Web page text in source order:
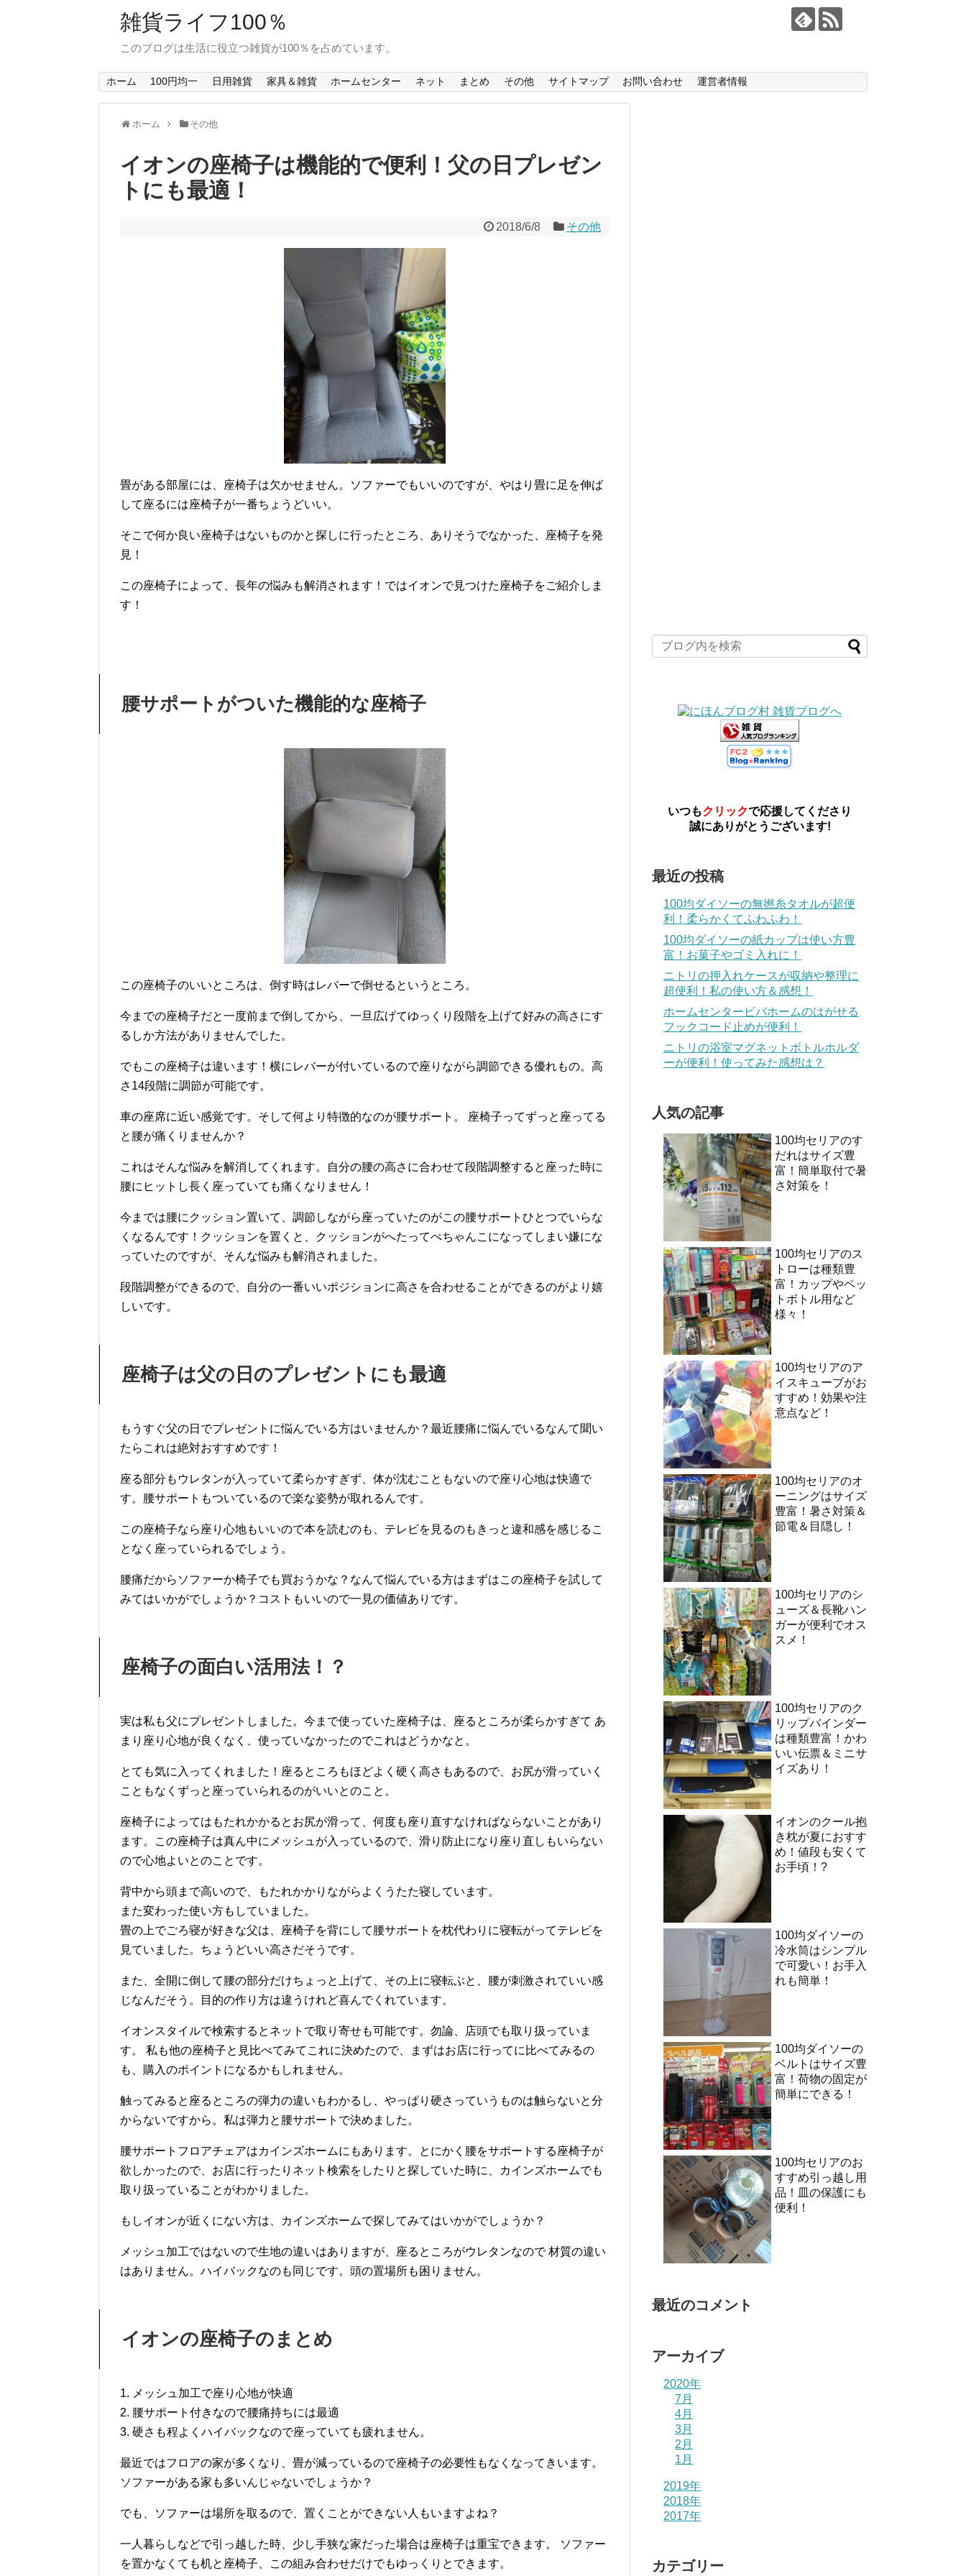
雑貨ライフ100％
このブログは生活に役立つ雑貨が100％を占めています。
ホーム 100円均一 日用雑貨 家具＆雑貨 ホームセンター ネット まとめ その他 サイトマップ お問い合わせ 運営者情報
ホーム その他
イオンの座椅子は機能的で便利！父の日プレゼン
トにも最適！
2018/6/8 その他
畳がある部屋には、座椅子は欠かせません。ソファーでもいいのですが、やはり畳に足を伸ば
して座るには座椅子が一番ちょうどいい。
そこで何か良い座椅子はないものかと探しに行ったところ、ありそうでなかった、座椅子を発
見！
この座椅子によって、長年の悩みも解消されます！ではイオンで見つけた座椅子をご紹介しま
す！
腰サポートがついた機能的な座椅子
この座椅子のいいところは、倒す時はレバーで倒せるというところ。
今までの座椅子だと一度前まで倒してから、一旦広げてゆっくり段階を上げて好みの高さにす
るしか方法がありませんでした。
でもこの座椅子は違います！横にレバーが付いているので座りながら調節できる優れもの。高
さ14段階に調節が可能です。
車の座席に近い感覚です。そして何より特徴的なのが腰サポート。 座椅子ってずっと座ってる
と腰が痛くりませんか？
これはそんな悩みを解消してくれます。自分の腰の高さに合わせて段階調整すると座った時に
腰にヒットし長く座っていても痛くなりません！
今までは腰にクッション置いて、調節しながら座っていたのがこの腰サポートひとつでいらな
くなるんです！クッションを置くと、クッションがへたってぺちゃんこになってしまい嫌にな
っていたのですが、そんな悩みも解消されました。
段階調整ができるので、自分の一番いいポジションに高さを合わせることができるのがより嬉
しいです。
座椅子は父の日のプレゼントにも最適
もうすぐ父の日でプレゼントに悩んでいる方はいませんか？最近腰痛に悩んでいるなんて聞い
たらこれは絶対おすすめです！
座る部分もウレタンが入っていて柔らかすぎず、体が沈むこともないので座り心地は快適で
す。腰サポートもついているので楽な姿勢が取れるんです。
この座椅子なら座り心地もいいので本を読むのも、テレビを見るのもきっと違和感を感じるこ
となく座っていられるでしょう。
腰痛だからソファーか椅子でも買おうかな？なんて悩んでいる方はまずはこの座椅子を試して
みてはいかがでしょうか？コストもいいので一見の価値ありです。
座椅子の面白い活用法！？
実は私も父にプレゼントしました。今まで使っていた座椅子は、座るところが柔らかすぎて あ
まり座り心地が良くなく、使っていなかったのでこれはどうかなと。
とても気に入ってくれました！座るところもほどよく硬く高さもあるので、お尻が滑っていく
こともなくずっと座っていられるのがいいとのこと。
座椅子によってはもたれかかるとお尻が滑って、何度も座り直すなければならないことがあり
ます。この座椅子は真ん中にメッシュが入っているので、滑り防止になり座り直しもいらない
ので心地よいとのことです。
背中から頭まで高いので、もたれかかりながらよくうたた寝しています。
また変わった使い方もしていました。
畳の上でごろ寝が好きな父は、座椅子を背にして腰サポートを枕代わりに寝転がってテレビを
見ていました。ちょうどいい高さだそうです。
また、全開に倒して腰の部分だけちょっと上げて、その上に寝転ぶと、腰が刺激されていい感
じなんだそう。目的の作り方は違うけれど喜んでくれています。
イオンスタイルで検索するとネットで取り寄せも可能です。勿論、店頭でも取り扱っていま
す。 私も他の座椅子と見比べてみてこれに決めたので、まずはお店に行ってに比べてみるの
も、購入のポイントになるかもしれません。
触ってみると座るところの弾力の違いもわかるし、やっぱり硬さっていうものは触らないと分
からないですから。私は弾力と腰サポートで決めました。
腰サポートフロアチェアはカインズホームにもあります。とにかく腰をサポートする座椅子が
欲しかったので、お店に行ったりネット検索をしたりと探していた時に、カインズホームでも
取り扱っていることがわかりました。
もしイオンが近くにない方は、カインズホームで探してみてはいかがでしょうか？
メッシュ加工ではないので生地の違いはありますが、座るところがウレタンなので 材質の違い
はありません。ハイバックなのも同じです。頭の置場所も困りません。
イオンの座椅子のまとめ
1. メッシュ加工で座り心地が快適
2. 腰サポート付きなので腰痛持ちには最適
3. 硬さも程よくハイバックなので座っていても疲れません。
最近ではフロアの家が多くなり、畳が減っているので座椅子の必要性もなくなってきいます。
ソファーがある家も多いんじゃないでしょうか？
でも、ソファーは場所を取るので、置くことができない人もいますよね？
一人暮らしなどで引っ越した時、少し手狭な家だった場合は座椅子は重宝できます。 ソファー
を置かなくても机と座椅子、この組み合わせだけでもゆっくりとできます。
いつもクリックで応援してくださり
誠にありがとうございます!
最近の投稿
100均ダイソーの無撚糸タオルが超便
利！柔らかくてふわふわ！
100均ダイソーの紙カップは使い方豊
富！お菓子やゴミ入れに！
ニトリの押入れケースが収納や整理に
超便利！私の使い方＆感想！
ホームセンタービバホームのはがせる
フックコード止めが便利！
ニトリの浴室マグネットボトルホルダ
ーが便利！使ってみた感想は？
人気の記事
100均セリアのす
だれはサイズ豊
富！簡単取付で暑
さ対策を！
100均セリアのス
トローは種類豊
富！カップやペッ
トボトル用など
様々！
100均セリアのア
イスキューブがお
すすめ！効果や注
意点など！
100均セリアのオ
ーニングはサイズ
豊富！暑さ対策＆
節電＆目隠し！
100均セリアのシ
ューズ＆長靴ハン
ガーが便利でオス
スメ！
100均セリアのク
リップバインダー
は種類豊富！かわ
いい伝票＆ミニサ
イズあり！
イオンのクール抱
き枕が夏におすす
め！値段も安くて
お手頃！?
100均ダイソーの
冷水筒はシンプル
で可愛い！お手入
れも簡単！
100均ダイソーの
ベルトはサイズ豊
富！荷物の固定が
簡単にできる！
100均セリアのお
すすめ引っ越し用
品！皿の保護にも
便利！
最近のコメント
アーカイブ
2020年
7月
4月
3月
2月
1月
2019年
2018年
2017年
カテゴリー